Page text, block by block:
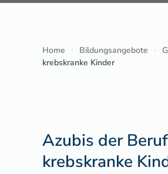
Home Bildungsangebote
krebskranke Kinder
Azubis der
krebskranke